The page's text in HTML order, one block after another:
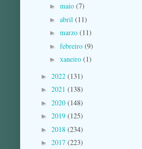
► maio (7)
► abril (11)
► marzo (11)
► febreiro (9)
► xaneiro (1)
► 2022 (131)
► 2021 (138)
► 2020 (148)
► 2019 (125)
► 2018 (234)
► 2017 (223)